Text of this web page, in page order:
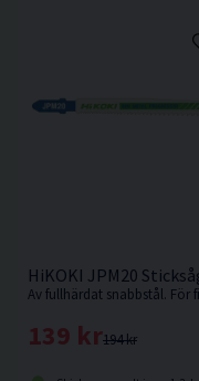
HiKOKI JPM20
194 kr
139 kr